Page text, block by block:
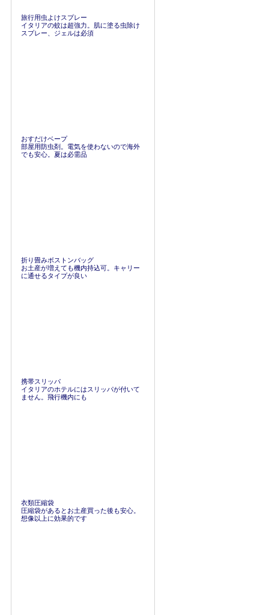
旅行用虫よけスプレー
イタリアの蚊は超強力。肌に塗る虫除け
スプレー、ジェルは必須
おすだけベープ
部屋用防虫剤。電気を使わないので海外
でも安心。夏は必需品
折り畳みボストンバッグ
お土産が増えても機内持込可。キャリー
に通せるタイプが良い
携帯スリッパ
イタリアのホテルにはスリッパが付いて
ません。飛行機内にも
衣類圧縮袋
圧縮袋があるとお土産買った後も安心。
想像以上に効果的です